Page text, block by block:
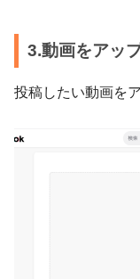
3.動画をアッ
投稿したい動画を